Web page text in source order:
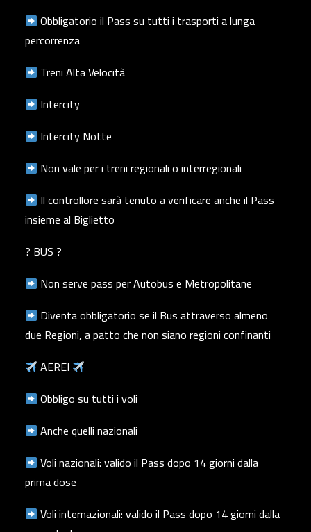
Obbligatorio il Pass su tutti i trasporti a lunga
percorrenza
Treni Alta Velocità
Intercity
Intercity Notte
Non vale per i treni regionali o interregionali
Il controllore sarà tenuto a verificare anche il Pass
insieme al Biglietto
? BUS ?
Non serve pass per Autobus e Metropolitane
Diventa obbligatorio se il Bus attraverso almeno
due Regioni, a patto che non siano regioni confinanti
AEREI
Obbligo su tutti i voli
Anche quelli nazionali
Voli nazionali: valido il Pass dopo 14 giorni dalla
prima dose
Voli internazionali: valido il Pass dopo 14 giorni dalla